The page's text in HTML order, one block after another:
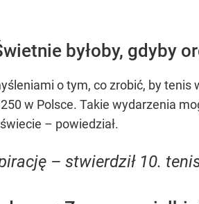
byłoby, gdyby
o tym, co zrobić, by tenis
w Polsce. Takie wydarzenia
– powiedział.
– stwierdził 10.